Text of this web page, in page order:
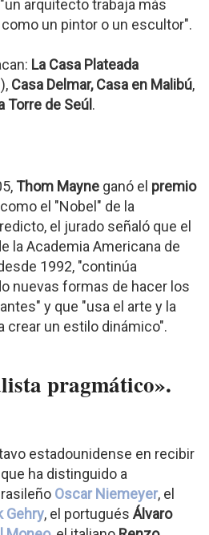
arquitecto trabaja más
un pintor o un escultor".
La Casa Plateada
Casa Delmar, Casa en Malibú,
Torre de Seúl .
Thom Mayne ganó el premio
el "Nobel" de la
el jurado señaló que el
la Academia Americana de
1992, "continúa
nuevas formas de hacer los
y que "usa el arte y la
crear un estilo dinámico".
pragmático».
estadounidense en recibir
ha distinguido a
Oscar Niemeyer, el
Gehry, el portugués Álvaro